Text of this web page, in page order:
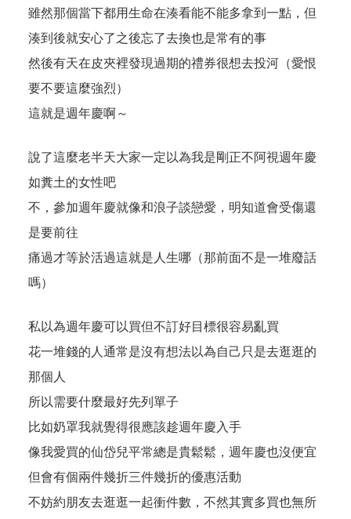
雖然那個當下都用生命在湊看能不能多拿到一點，但
湊到後就安心了之後忘了去換也是常有的事
然後有天在皮夾裡發現過期的禮券很想去投河（愛恨
要不要這麼強烈）
這就是週年慶啊～
說了這麼老半天大家一定以為我是剛正不阿視週年慶
如糞土的女性吧
不，參加週年慶就像和浪子談戀愛，明知道會受傷還
是要前往
痛過才等於活過這就是人生哪（那前面不是一堆廢話
嗎）
私以為週年慶可以買但不訂好目標很容易亂買
花一堆錢的人通常是沒有想法以為自己只是去逛逛的
那個人
所以需要什麼最好先列單子
比如奶罩我就覺得很應該趁週年慶入手
像我愛買的仙岱兒平常總是貴鬆鬆，週年慶也沒便宜
但會有個兩件幾折三件幾折的優惠活動
不妨約朋友去逛逛一起衝件數，不然其實多買也無所